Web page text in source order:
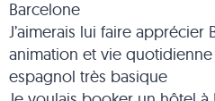
Barcelone
J’aimerais lui faire apprécier
animation et vie
espagnol très basique